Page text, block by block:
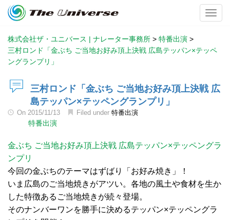
株式会社ザ・ユニバース | ナレーター事務所 > 特番出演 >
三村ロンド「金ぶち ご当地お好み頂上決戦 広島テッパン×テッペ
ングランプリ」
三村ロンド「金ぶち ご当地お好み頂上決戦 広
島テッパン×テッペングランプリ」
On 2015/11/13 Filed under 特番出演
特番出演
金ぶち ご当地お好み頂上決戦 広島テッパン×テッペングラ
ンプリ
今回の金ぶちのテーマはずばり「お好み焼き」！
いま広島のご当地焼きがアツい。各地の風土や食材を生か
した特徴あるご当地焼きが続々登場。
そのナンバーワンを勝手に決めるテッパン×テッペングラ